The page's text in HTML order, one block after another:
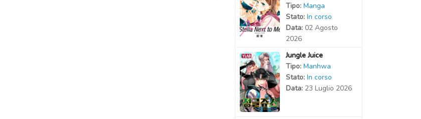
Tipo: Manga
Stato: In corso
Data: 02 Agosto
2026
Jungle Juice
Tipo: Manhwa
Stato: In corso
Data: 23 Luglio 2026